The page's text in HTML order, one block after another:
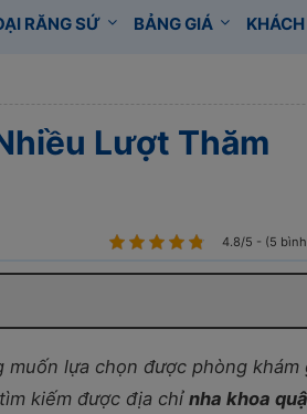
RĂNG SỨ BẢNG GIÁ
Lượt Thăm
4.8/5 - (5
lựa chọn được phòng khám
kiếm được địa chỉ nha khoa